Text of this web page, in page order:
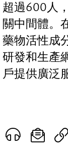
超過600人
關中間體。
藥物活性成
研發和生產
戶提供廣泛